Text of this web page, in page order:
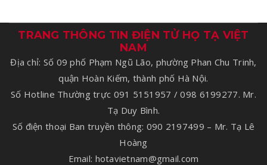
TRANG THÔNG TIN ĐIỆN TỬ HỌ TẠ VIỆT
NAM
Địa chỉ: Số 09 phố Phạm Ngũ Lão, phường Phan Chu Trinh,
quận Hoàn Kiếm, thành phố Hà Nội.
Số Hotline Thường trực 091 5151957 / 098 6199277. Mr.
Tạ Duy Bình.
Số điện thoại Ban truyền thông: 090 2197499 – Mr. Tạ Lê
Hoàng
Email: hotavietnam@gmail.com